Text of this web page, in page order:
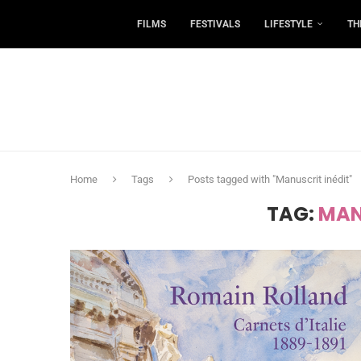
FILMS FESTIVALS LIFESTYLE
Home Tags Posts tagged with "Manuscrit inédit"
TAG: